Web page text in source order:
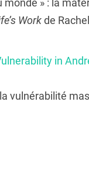
monde » : la
Workde
in
vulnérabilité